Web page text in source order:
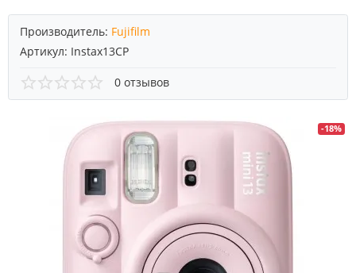
Производитель: Fujifilm
Артикул: Instax13CP
0 отзывов
-18%